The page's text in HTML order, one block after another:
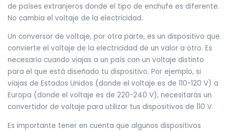
de países extranjeros donde el tipo de enchufe es diferente.
No cambia el voltaje de la electricidad.
Un conversor de voltaje, por otra parte, es un dispositivo que
convierte el voltaje de la electricidad de un valor a otro. Es
necesario cuando viajas a un país con un voltaje distinto
para el que está diseñado tu dispositivo. Por ejemplo, si
viajas de Estados Unidos (donde el voltaje es de 110-120 V) a
Europa (donde el voltaje es de 220-240 V), necesitarás un
convertidor de voltaje para utilizar tus dispositivos de 110 V.
Es importante tener en cuenta que algunos dispositivos